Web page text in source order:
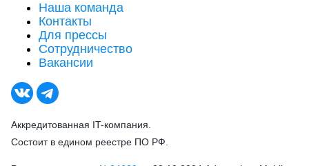
Наша команда
Контакты
Для прессы
Сотрудничество
Вакансии
Аккредитованная IT-компания.
Состоит в едином реестре ПО РФ.